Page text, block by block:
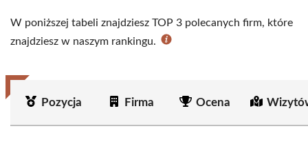
W poniższej tabeli znajdziesz TOP 3 polecanych firm, które
znajdziesz w naszym rankingu.
Pozycja Firma Ocena